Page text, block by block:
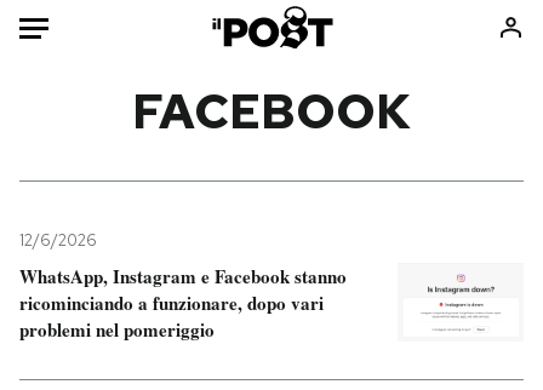
Mondo
Politica
Tecnologia
Internet
Scienza
Consumismi
Storie/Idee
Media
FACEBOOK
12/6/2026
WhatsApp, Instagram e Facebook stanno
ricominciando a funzionare, dopo vari
problemi nel pomeriggio